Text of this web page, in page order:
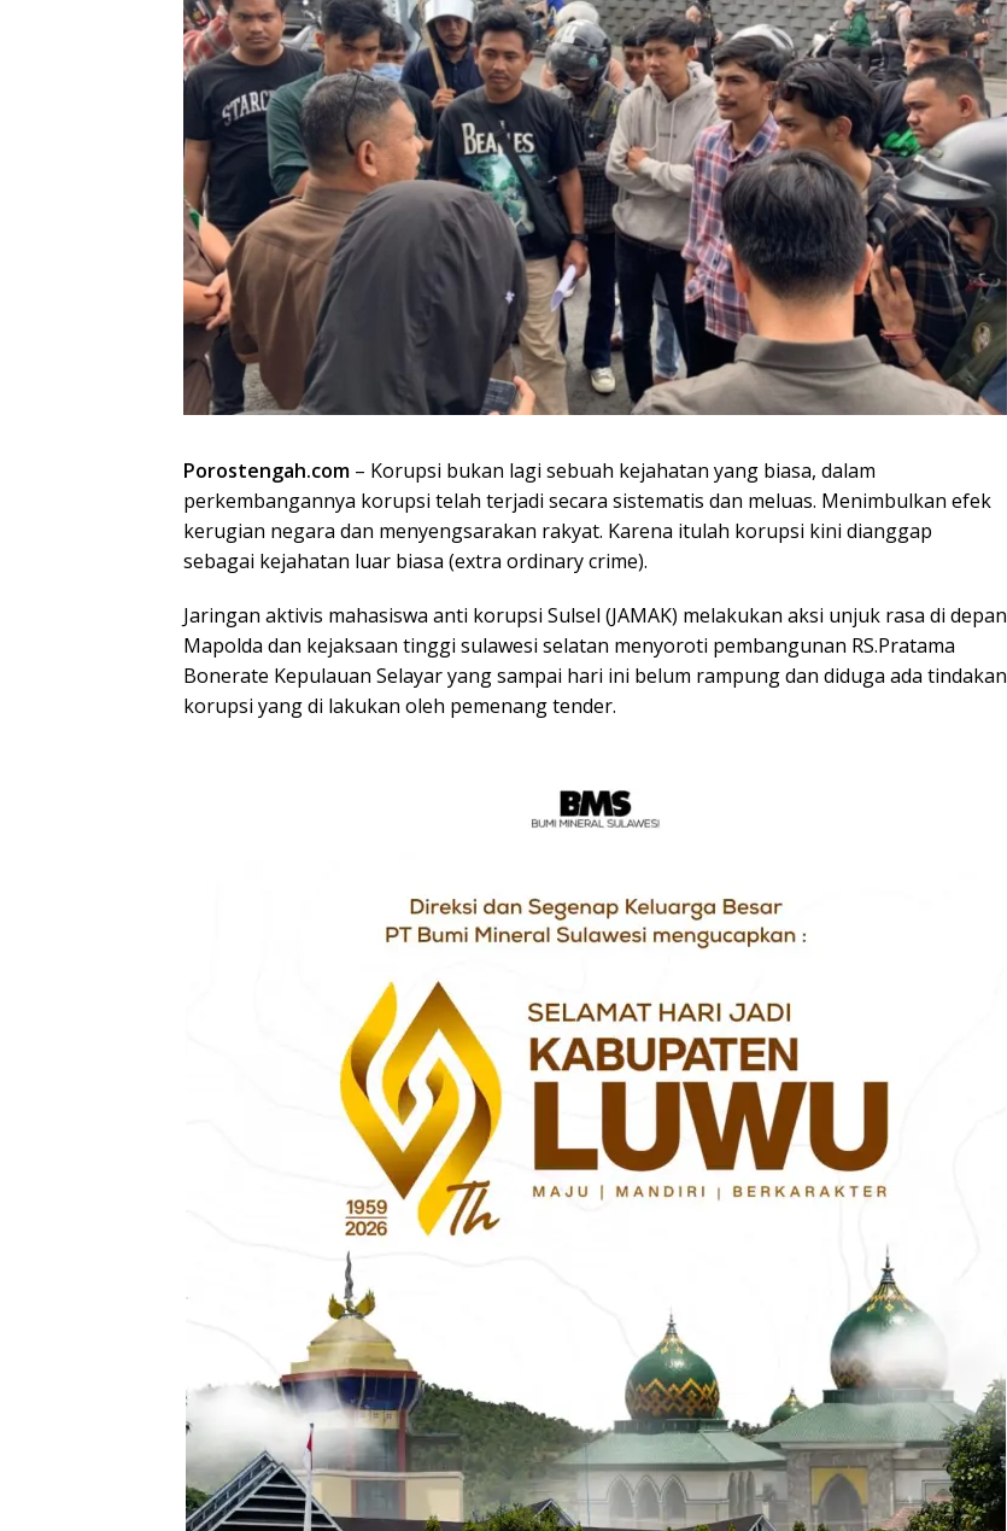
Porostengah.com – Korupsi bukan lagi sebuah kejahatan yang biasa, dalam
perkembangannya korupsi telah terjadi secara sistematis dan meluas. Menimbulkan efek
kerugian negara dan menyengsarakan rakyat. Karena itulah korupsi kini dianggap
sebagai kejahatan luar biasa (extra ordinary crime).
Jaringan aktivis mahasiswa anti korupsi Sulsel (JAMAK) melakukan aksi unjuk rasa di depan
Mapolda dan kejaksaan tinggi sulawesi selatan menyoroti pembangunan RS.Pratama
Bonerate Kepulauan Selayar yang sampai hari ini belum rampung dan diduga ada tindakan
korupsi yang di lakukan oleh pemenang tender.